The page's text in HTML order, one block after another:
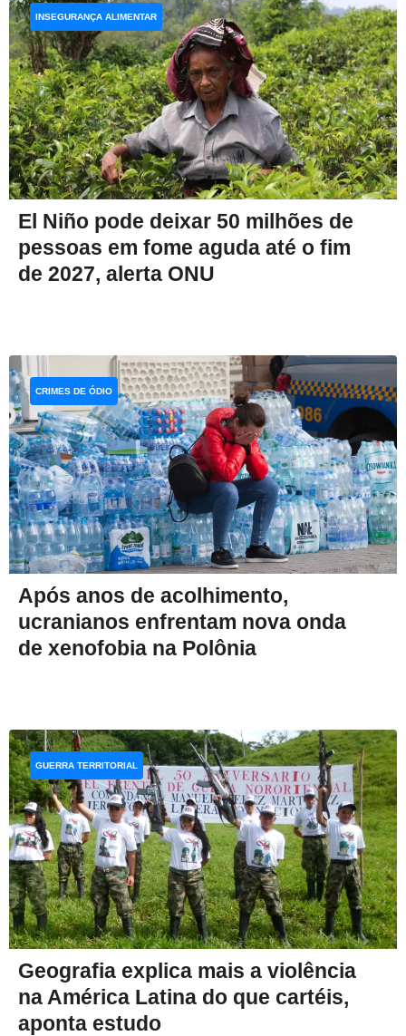
El Niño pode deixar 50 milhões de
pessoas em fome aguda até o fim
de 2027, alerta ONU
INSEGURANÇA ALIMENTAR
Após anos de acolhimento,
ucranianos enfrentam nova onda
de xenofobia na Polônia
CRIMES DE ÓDIO
Geografia explica mais a violência
na América Latina do que cartéis,
aponta estudo
GUERRA TERRITORIAL